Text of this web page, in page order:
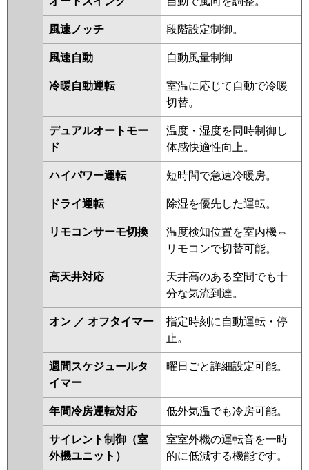
PLZ-ERMP63LEZ PLZ-ERMP63LZ
PLZ-ERMP63LEY PLZ-ERMP63LY
PLZ-ERMP63LEV PLZ-ERMP63LV
RCID-GP63RSH9
RCID-GP63RSH8
RCID-GP63RSH7
RCID-GP63RSH5 RCID-GP63RSH4
RCID-GP63RSH3 RCID-
GP63RSH2
三菱重工
FDTWV635HA5SA-rak
FDTWV635HA5SA
FDTWV635H5SA-rak
FDTWV635H5SA FDTWV635H5S-
FDTWV635H5S
FDTWV635H5S-rakuri-na
PA-P63L7HNB PA-P63L7HB
P63L7HA
PA-P63L7HNA PA-
PA-P63L7HN
P63L6HNB PA-P63L6HB PA-
P63L6HA
PA-P63L6HN1 PA-
風速ノッチ 段階設定制御。
風速自動 自動風量制御
冷暖自動運転
室温に応じて自動で冷暖
切替。
デュアルオートモー
ド
温度・湿度を同時制御し
体感快適性向上。
ハイパワー運転 短時間で急速冷暖房。
ドライ運転 除湿を優先した運転。
リモコンサーモ切換
温度検知位置を室内機⇔
リモコンで切替可能。
高天井対応
天井高のある空間でも十
分な気流到達。
オン ／ オフタイマー
指定時刻に自動運転・停
止。
週間スケジュールタ
イマー
曜日ごと詳細設定可能。
年間冷房運転対応 低外気温でも冷房可能。
サイレント制御（室
外機ユニット）
室室外機の運転音を一時
的に低減する機能です。